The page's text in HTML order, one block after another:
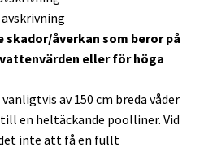
skador/åverkan som beror på
eller för höga
av 150 cm breda våder
en heltäckande poolliner. Vid
inte att få en fullt